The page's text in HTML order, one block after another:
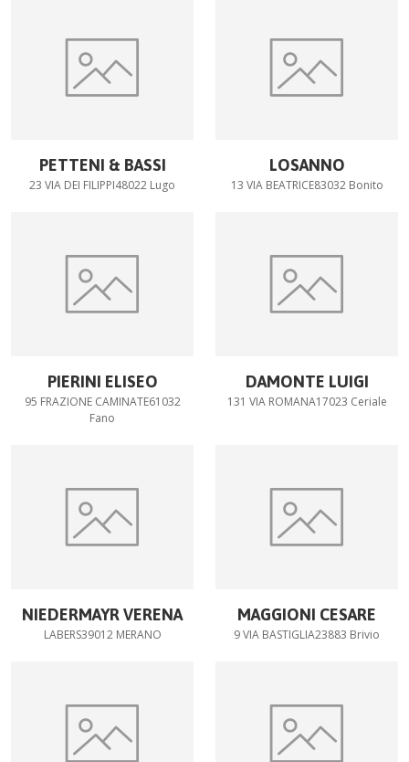
PETTENI & BASSI
23 VIA DEI FILIPPI48022 Lugo
LOSANNO
13 VIA BEATRICE83032 Bonito
PIERINI ELISEO
95 FRAZIONE CAMINATE61032
Fano
DAMONTE LUIGI
131 VIA ROMANA17023 Ceriale
NIEDERMAYR VERENA
LABERS39012 MERANO
MAGGIONI CESARE
9 VIA BASTIGLIA23883 Brivio